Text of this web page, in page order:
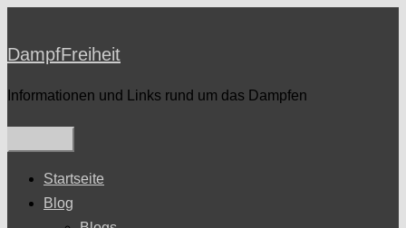
springen
DampfFreiheit
Informationen und Links rund um das Dampfen
Startseite
Blog